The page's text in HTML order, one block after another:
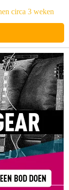
circa 3 weken